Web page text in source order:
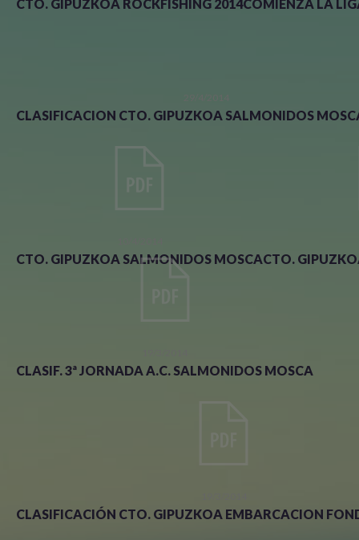
CTO. GIPUZKOA ROCKFISHING 2014COMIENZA LA
CLASIFICACION CTO. GIPUZKOA SALMONIDOS
CTO. GIPUZKOA SALMONIDOS MOSCACTO.
CLASIF. 3ª JORNADA A.C. SALMONIDOS MOSCA
CLASIFICACIÓN CTO. GIPUZKOA EMBARCACION